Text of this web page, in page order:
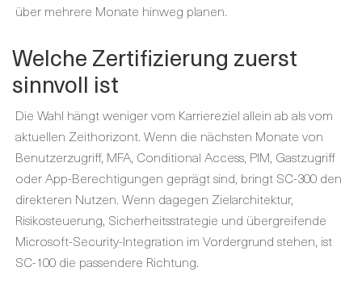
über mehrere Monate hinweg planen.
Welche Zertifizierung zuerst
sinnvoll ist
Die Wahl hängt weniger vom Karriereziel allein ab als vom
aktuellen Zeithorizont. Wenn die nächsten Monate von
Benutzerzugriff, MFA, Conditional Access, PIM, Gastzugriff
oder App-Berechtigungen geprägt sind, bringt SC-300 den
direkteren Nutzen. Wenn dagegen Zielarchitektur,
Risikosteuerung, Sicherheitsstrategie und übergreifende
Microsoft-Security-Integration im Vordergrund stehen, ist
SC-100 die passendere Richtung.